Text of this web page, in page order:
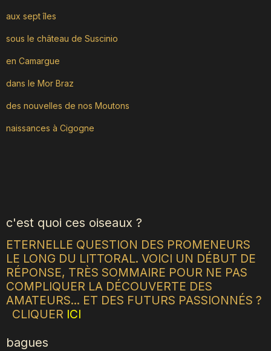
aux sept îles
sous le château de Suscinio
en Camargue
dans le Mor Braz
des nouvelles de nos Moutons
naissances à Cigogne
c'est quoi ces oiseaux ?
ETERNELLE QUESTION DES PROMENEURS
LE LONG DU LITTORAL. VOICI UN DÉBUT DE
RÉPONSE, TRÈS SOMMAIRE POUR NE PAS
COMPLIQUER LA DÉCOUVERTE DES
AMATEURS... ET DES FUTURS PASSIONNÉS ?
CLIQUER ICI
bagues